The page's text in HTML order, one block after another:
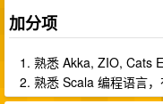
加分项
熟悉 Akka, ZIO, Cats
熟悉 Scala 编程语言，